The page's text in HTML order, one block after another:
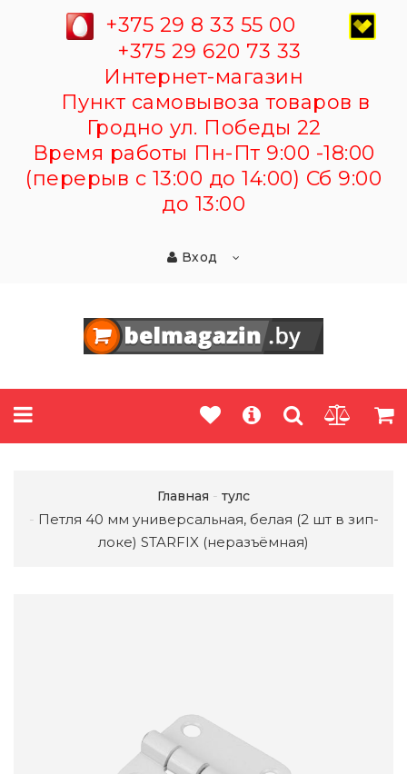
+375 29 8 33 55 00
+375 29 620 73 33
Интернет-магазин
Пункт самовывоза товаров в
Гродно ул. Победы 22
Время работы Пн-Пт 9:00 -18:00
(перерыв с 13:00 до 14:00) Сб 9:00
до 13:00
Вход
Главная тулс
Петля 40 мм универсальная, белая (2 шт в зип-
локе) STARFIX (неразъёмная)